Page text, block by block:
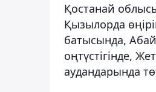
Қостанай
Қызылорда
батысында,
оңтүстігінде,
аудандарында